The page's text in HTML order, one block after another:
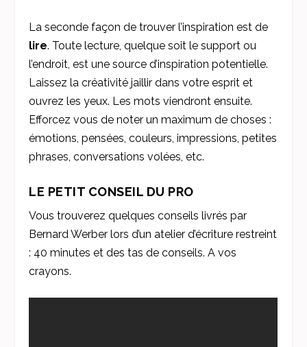
La seconde façon de trouver l’inspiration est de
lire. Toute lecture, quelque soit le support ou
l’endroit, est une source d’inspiration potentielle.
Laissez la créativité jaillir dans votre esprit et
ouvrez les yeux. Les mots viendront ensuite.
Efforcez vous de noter un maximum de choses :
émotions, pensées, couleurs, impressions, petites
phrases, conversations volées, etc.
LE PETIT CONSEIL DU PRO
Vous trouverez quelques conseils livrés par
Bernard Werber lors d’un atelier d’écriture restreint
: 40 minutes et des tas de conseils. A vos
crayons.